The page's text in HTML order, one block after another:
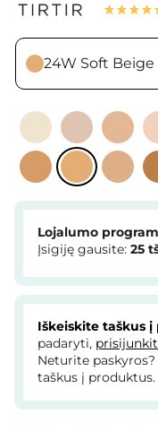
24W Soft Beige
Lojalumo
Įsigiję gausite: 25
Iškeiskite taškus
padaryti,
Neturite paskyros?
taškus į produktus.